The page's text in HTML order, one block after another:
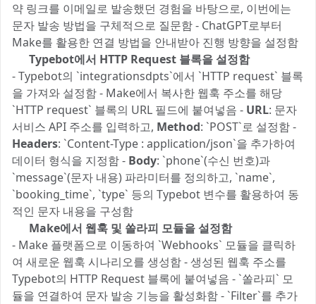
약 링크를 이메일로 발송했던 경험을 바탕으로, 이번에는
문자 발송 방법을 구체적으로 질문함 - ChatGPT로부터
Make를 활용한 연결 방법을 안내받아 진행 방향을 설정함
2️⃣ Typebot에서 HTTP Request 블록을 설정함
- Typebot의 `integrationsdpts`에서 `HTTP request` 블록
을 가져와 설정함 - Make에서 복사한 웹훅 주소를 해당
`HTTP request` 블록의 URL 필드에 붙여넣음 - URL: 문자
서비스 API 주소를 입력하고, Method: `POST`로 설정함 -
Headers: `Content-Type : application/json`을 추가하여
데이터 형식을 지정함 - Body: `phone`(수신 번호)과
`message`(문자 내용) 파라미터를 정의하고, `name`,
`booking_time`, `type` 등의 Typebot 변수를 활용하여 동
적인 문자 내용을 구성함
3️⃣ Make에서 웹훅 및 쏠라피 모듈을 설정함
- Make 플랫폼으로 이동하여 `Webhooks` 모듈을 클릭하
여 새로운 웹훅 시나리오를 생성함 - 생성된 웹훅 주소를
Typebot의 HTTP Request 블록에 붙여넣음 - `쏠라피` 모
듈을 연결하여 문자 발송 기능을 활성화함 - `Filter`를 추가